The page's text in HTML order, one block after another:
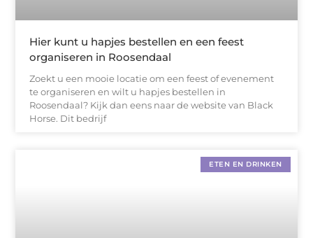
Hier kunt u hapjes bestellen en een feest
organiseren in Roosendaal
Zoekt u een mooie locatie om een feest of evenement
te organiseren en wilt u hapjes bestellen in
Roosendaal? Kijk dan eens naar de website van Black
Horse. Dit bedrijf
ETEN EN DRINKEN